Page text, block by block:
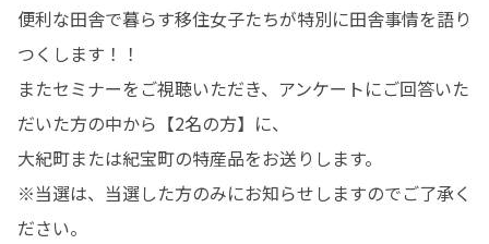
便利な田舎で暮らす移住女子たちが特別に田舎事情を語り
つくします！！
またセミナーをご視聴いただき、アンケートにご回答いた
だいた方の中から【2名の方】に、
大紀町または紀宝町の特産品をお送りします。
※当選は、当選した方のみにお知らせしますのでご了承く
ださい。